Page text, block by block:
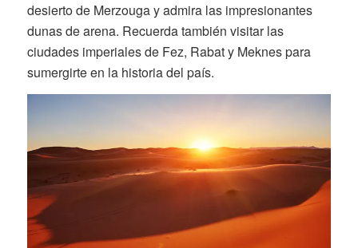
desierto de Merzouga y admira las impresionantes
dunas de arena. Recuerda también visitar las
ciudades imperiales de Fez, Rabat y Meknes para
sumergirte en la historia del país.